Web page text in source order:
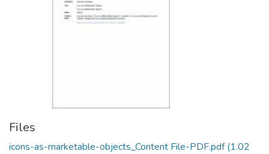
Files
icons-as-marketable-objects_Content File-PDF.pdf (1.02